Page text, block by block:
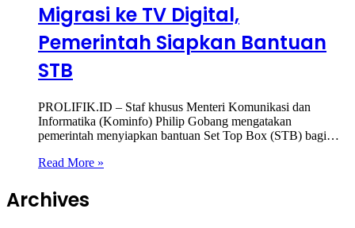
Migrasi ke TV Digital,
Pemerintah Siapkan Bantuan
STB
PROLIFIK.ID – Staf khusus Menteri Komunikasi dan
Informatika (Kominfo) Philip Gobang mengatakan
pemerintah menyiapkan bantuan Set Top Box (STB) bagi…
Read More »
Archives